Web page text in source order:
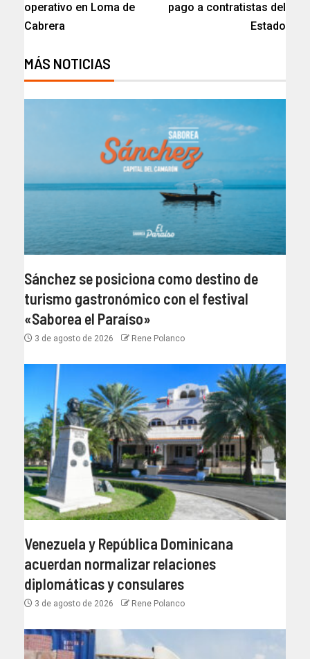
operativo en Loma de
Cabrera
pago a contratistas del
Estado
MÁS NOTICIAS
Sánchez se posiciona como destino de
turismo gastronómico con el festival
«Saborea el Paraíso»
3 de agosto de 2026 Rene Polanco
Venezuela y República Dominicana
acuerdan normalizar relaciones
diplomáticas y consulares
3 de agosto de 2026 Rene Polanco